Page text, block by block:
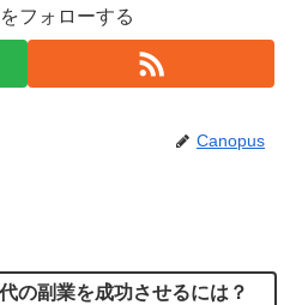
DMについて
自分は稼げない
リエイト案件ですが、1件紹介
。登録者はそのアフィリエイ
てアフィリエイトをするとい
いうハードルをつければほぼ登
フォローする
Canopus
の副業を成功させるには？